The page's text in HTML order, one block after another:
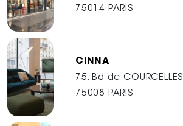
75014 PARIS
CINNA
75, Bd de COURCELLES
75008 PARIS